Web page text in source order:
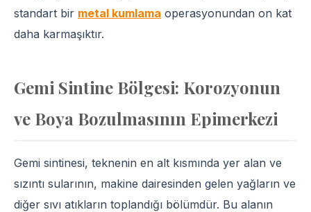
standart bir metal kumlama operasyonundan on kat
daha karmaşıktır.
Gemi Sintine Bölgesi: Korozyonun
ve Boya Bozulmasının Epimerkezi
Gemi sintinesi, teknenin en alt kısmında yer alan ve
sızıntı sularının, makine dairesinden gelen yağların ve
diğer sıvı atıkların toplandığı bölümdür. Bu alanın